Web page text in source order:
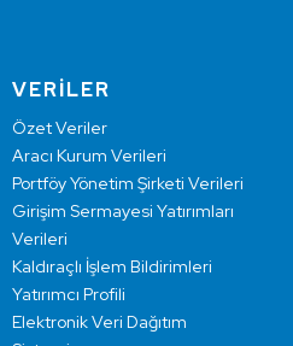
VERİLER
Özet Veriler
Aracı Kurum Verileri
Portföy Yönetim Şirketi Verileri
Girişim Sermayesi Yatırımları
Verileri
Kaldıraçlı İşlem Bildirimleri
Yatırımcı Profili
Elektronik Veri Dağıtım